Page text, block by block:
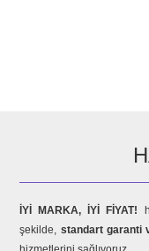
İYİ MARKA, İYİ FİYAT!
şekilde, standart garanti